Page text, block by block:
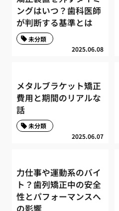
ングはいつ？歯科医師
が判断する基準とは
2025.06.08
未分類
メタルブラケット矯正
費用と期間のリアルな
話
2025.06.07
未分類
力仕事や運動系のバイ
ト？歯列矯正中の安全
性とパフォーマンスへ